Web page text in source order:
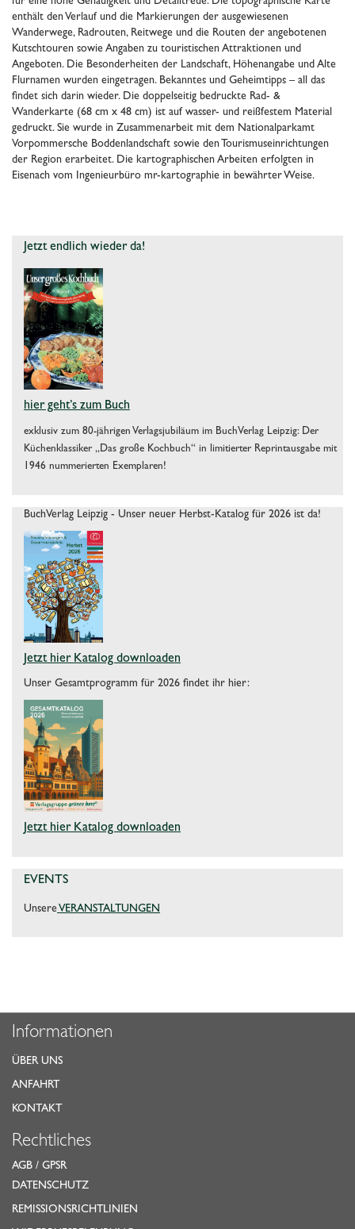
enthält den Verlauf und die Markierungen der ausgewiesenen
Wanderwege, Radrouten, Reitwege und die Routen der angebotenen
Kutschtouren sowie Angaben zu touristischen Attraktionen und
Angeboten. Die Besonderheiten der Landschaft, Höhenangabe und Alte
Flurnamen wurden eingetragen. Bekanntes und Geheimtipps – all das
findet sich darin wieder. Die doppelseitig bedruckte Rad- &
Wanderkarte (68 cm x 48 cm) ist auf wasser- und reißfestem Material
gedruckt. Sie wurde in Zusammenarbeit mit dem Nationalparkamt
Vorpommersche Boddenlandschaft sowie den Tourismuseinrichtungen
der Region erarbeitet. Die kartographischen Arbeiten erfolgten in
Eisenach vom Ingenieurbüro mr-kartographie in bewährter Weise.
Jetzt endlich wieder da!
hier geht’s zum Buch
exklusiv zum 80-jährigen Verlagsjubiläum im BuchVerlag Leipzig: Der
Küchenklassiker „Das große Kochbuch“ in limitierter Reprintausgabe mit
1946 nummerierten Exemplaren!
BuchVerlag Leipzig - Unser neuer Herbst-Katalog für 2026 ist da!
Jetzt hier Katalog downloaden
Unser Gesamtprogramm für 2026 findet ihr hier:
Jetzt hier Katalog downloaden
EVENTS
UnsereVERANSTALTUNGEN
Informationen
ÜBER UNS
ANFAHRT
KONTAKT
Rechtliches
AGB / GPSR
DATENSCHUTZ
REMISSIONSRICHTLINIEN